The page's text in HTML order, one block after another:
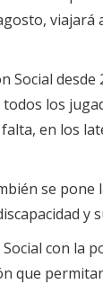
Social
los
en los
se
y
con la
que